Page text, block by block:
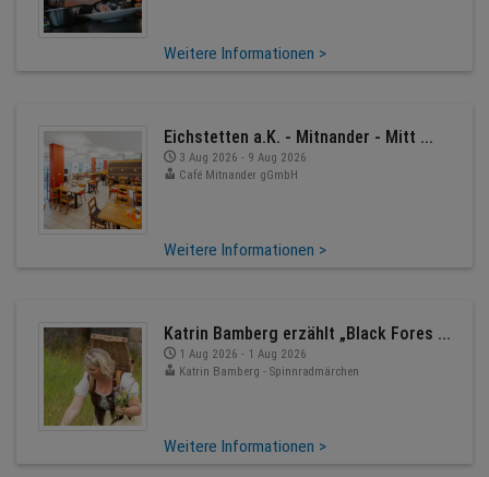
Weitere Informationen >
Eichstetten a.K. - Mitnander - Mitt ...
3 Aug 2026 - 9 Aug 2026
Café Mitnander gGmbH
Weitere Informationen >
Katrin Bamberg erzählt „Black Fores ...
1 Aug 2026 - 1 Aug 2026
Katrin Bamberg - Spinnradmärchen
Weitere Informationen >